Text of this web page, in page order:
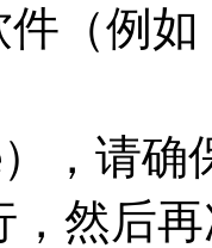
（例
，请
，然后